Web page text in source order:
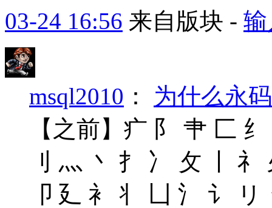
03-24 16:56 来自版块 -
msql2010 ： 为什么永
【之前】疒 阝 肀 匚
刂 灬 丶 扌 冫 攵 丨
卩 廴 衤 丬 凵 氵 讠